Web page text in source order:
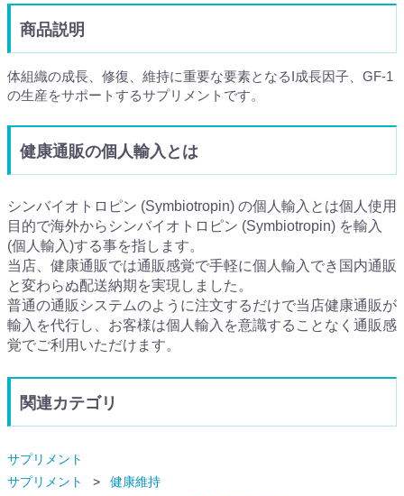
商品説明
体組織の成長、修復、維持に重要な要素となるI成長因子、GF-1
の生産をサポートするサプリメントです。
健康通販の個人輸入とは
シンバイオトロピン (Symbiotropin) の個人輸入とは個人使用
目的で海外からシンバイオトロピン (Symbiotropin) を輸入
(個人輸入)する事を指します。
当店、健康通販では通販感覚で手軽に個人輸入でき国内通販
と変わらぬ配送納期を実現しました。
普通の通販システムのように注文するだけで当店健康通販が
輸入を代行し、お客様は個人輸入を意識することなく通販感
覚でご利用いただけます。
関連カテゴリ
サプリメント
サプリメント
健康維持